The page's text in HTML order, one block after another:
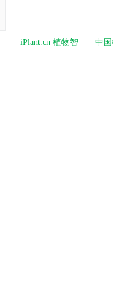
iPlant.cn 植物智——中国